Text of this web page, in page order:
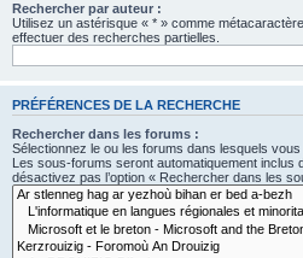
Rechercher par auteur :
Utilisez un astérisque « * » comme
effectuer des recherches partielles.
PRÉFÉRENCES DE LA RECHERCHE
Rechercher dans les forums :
Sélectionnez le ou les forums dans lesquels
Les sous-forums seront automatiquement
désactivez pas l’option « Rechercher dans les